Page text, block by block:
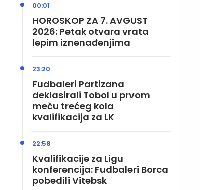
HOROSKOP ZA 7. AVGUST
2026: Petak otvara vrata
lepim iznenađenjima
00:01
Fudbaleri Partizana
deklasirali Tobol u prvom
meču trećeg kola
kvalifikacija za LK
23:20
Kvalifikacije za Ligu
konferencija: Fudbaleri Borca
pobedili Vitebsk
22:58